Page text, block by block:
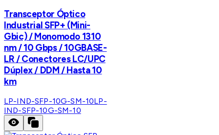
Transceptor Óptico
Industrial SFP+ (Mini-
Gbic) / Monomodo 1310
nm / 10 Gbps / 10GBASE-
LR / Conectores LC/UPC
Dúplex / DDM / Hasta 10
km
LP-IND-SFP-10G-SM-10LP-
IND-SFP-10G-SM-10